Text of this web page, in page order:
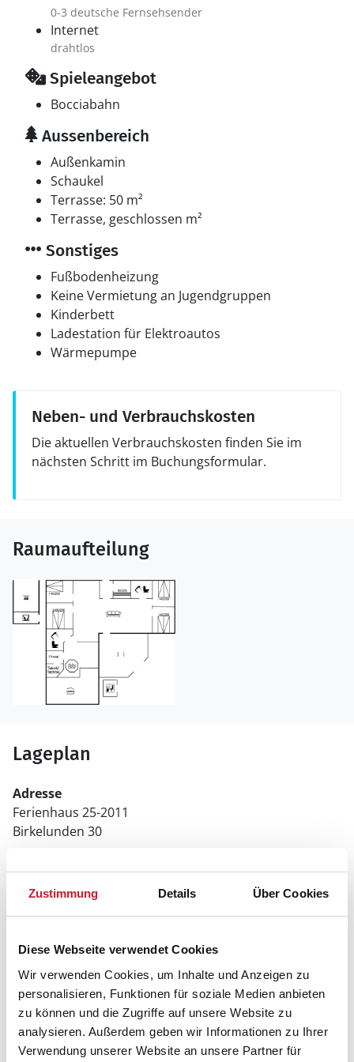
Zustimmung Details Über Cookies
Diese Webseite verwendet Cookies
Wir verwenden Cookies, um Inhalte und Anzeigen zu
personalisieren, Funktionen für soziale Medien anbieten
zu können und die Zugriffe auf unsere Website zu
analysieren. Außerdem geben wir Informationen zu Ihrer
Verwendung unserer Website an unsere Partner für
0-3 deutsche Fernsehsender
Internet
drahtlos
Spieleangebot
Bocciabahn
Aussenbereich
Außenkamin
Schaukel
Terrasse: 50 m²
Terrasse, geschlossen m²
Sonstiges
Fußbodenheizung
Keine Vermietung an Jugendgruppen
Kinderbett
Ladestation für Elektroautos
Wärmepumpe
Neben- und Verbrauchskosten
Die aktuellen Verbrauchskosten finden Sie im
nächsten Schritt im Buchungsformular.
Raumaufteilung
Lageplan
Adresse
Ferienhaus 25-2011
Birkelunden 30
6840 Oksbøl